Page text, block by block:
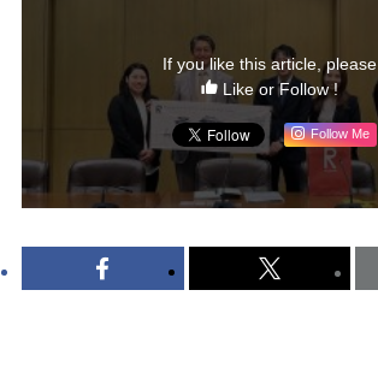
If you like this article, please
Like or Follow !
Follow Me